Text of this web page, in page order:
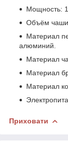
Мощность:
Объём чаши
Материал
алюминий.
Материал
Материал
Материал
Приховати